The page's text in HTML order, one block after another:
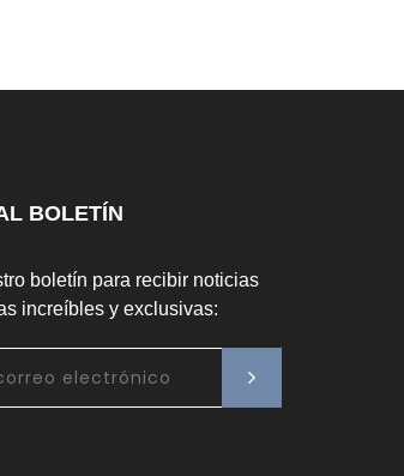
BOLETÍN
boletín para recibir noticias
increíbles y exclusivas: